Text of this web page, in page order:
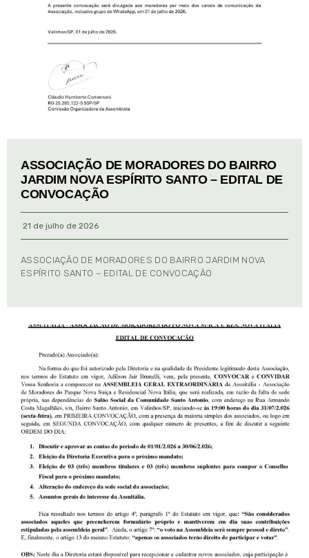
ASSOCIAÇÃO DE MORADORES DO BAIRRO
JARDIM NOVA ESPÍRITO SANTO – EDITAL DE
CONVOCAÇÃO
21 de julho de 2026
ASSOCIAÇÃO DE MORADORES DO BAIRRO JARDIM NOVA
ESPÍRITO SANTO – EDITAL DE CONVOCAÇÃO